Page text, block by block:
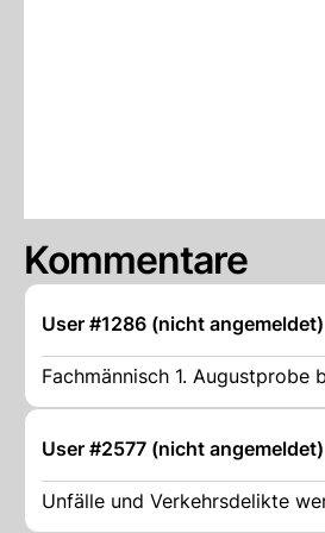
Kommentare
User #1286 (nicht angemeldet)
Fachmännisch 1. Augustprobe
User #2577 (nicht angemeldet)
Unfälle und Verkehrsdelikte